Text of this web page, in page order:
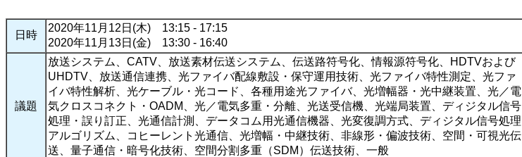
日時
2020年11月12日(木) 13:15 - 17:15
2020年11月13日(金) 13:30 - 16:40
議題
放送システム、CATV、放送素材伝送システム、伝送路符号化、情報源符号化、HDTVおよび
UHDTV、放送通信連携、光ファイバ配線敷設・保守運用技術、光ファイバ特性測定、光ファ
イバ特性解析、光ケーブル・光コード、各種用途光ファイバ、光増幅器・光中継装置、光／電
気クロスコネクト・OADM、光／電気多重・分離、光送受信機、光端局装置、ディジタル信号
処理・誤り訂正、光通信計測、データコム用光通信機器、光変復調方式、ディジタル信号処理
アルゴリズム、コヒーレント光通信、光増幅・中継技術、非線形・偏波技術、空間・可視光伝
送、量子通信・暗号化技術、空間分割多重（SDM）伝送技術、一般